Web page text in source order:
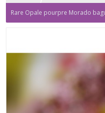
Rare Opale pourpre Morado